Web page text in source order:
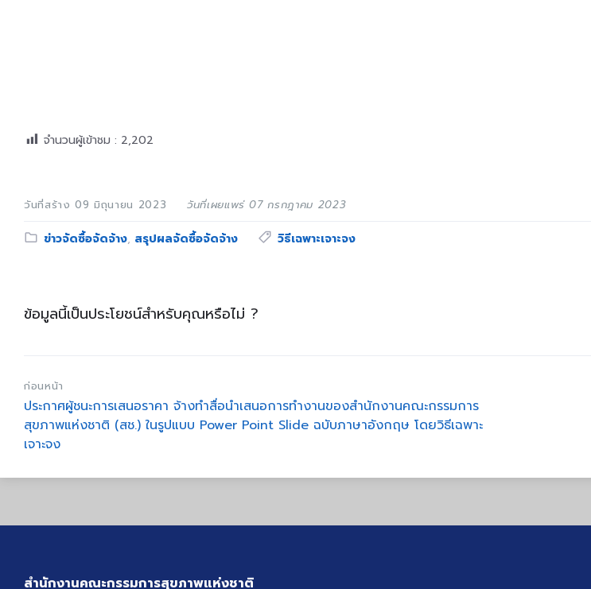
จำนวนผู้เข้าชม : 2,202
วันที่สร้าง 09 มิถุนายน 2023 วันที่เผยแพร่ 07 กรกฎาคม 2023
Category:
ข่าวจัดซื้อจัดจ้าง, สรุปผลจัดซื้อจัดจ้าง Tags:
วิธีเฉพาะเจาะจง
ข้อมูลนี้เป็นประโยชน์สำหรับคุณหรือไม่ ?
ก่อนหน้า
ประกาศผู้ชนะการเสนอราคา จ้างทำสื่อนำเสนอการทำงานของสำนักงานคณะกรรมการ
สุขภาพแห่งชาติ (สช.) ในรูปแบบ Power Point Slide ฉบับภาษาอังกฤษ โดยวิธีเฉพาะ
เจาะจง
สำนักงานคณะกรรมการสุขภาพแห่งชาติ